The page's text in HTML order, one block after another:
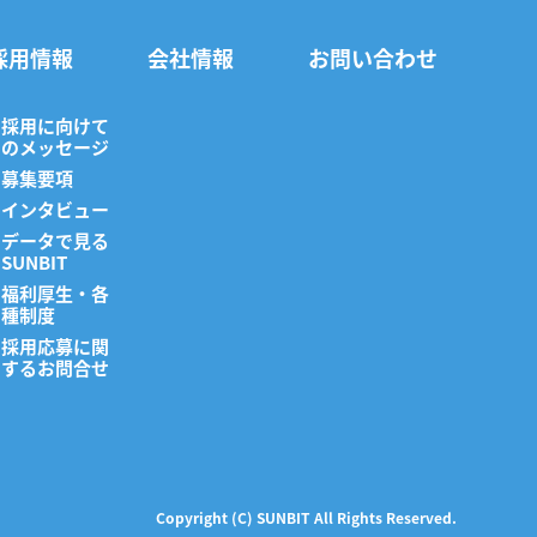
用情報
採用に向けて
のメッセージ
募集要項
インタビュー
データで見る
SUNBIT
福利厚生・各
種制度
採用応募に関
するお問合せ
会社情報 お問い合わせ
Copyright (C) SUNBIT All Rights Reserved.